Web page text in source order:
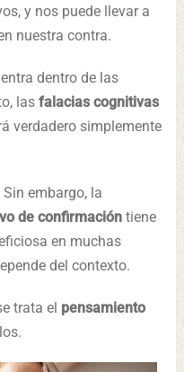
y nos puede llevar a
nuestra contra.
dentro de las
las falacias cognitivas
verdadero simplemente
embargo, la
de confirmacióntiene
en muchas
del contexto.
trata el pensamiento